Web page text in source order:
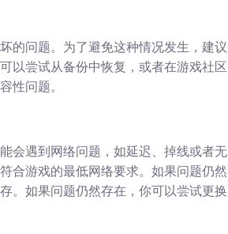
的问题。为了避免这种情况发生，建议
以尝试从备份中恢复，或者在游戏社区
性问题。
会遇到网络问题，如延迟、掉线或者无
合游戏的最低网络要求。如果问题仍然
。如果问题仍然存在，你可以尝试更换